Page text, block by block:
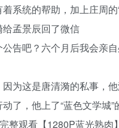
系统的帮助，加上庄周的
孟景辰回了微信
告吧？六个月后我会亲
为这是唐清漪的私事，他
了，他上了“蓝色文学城”
整观看【1280P蓝光熟肉